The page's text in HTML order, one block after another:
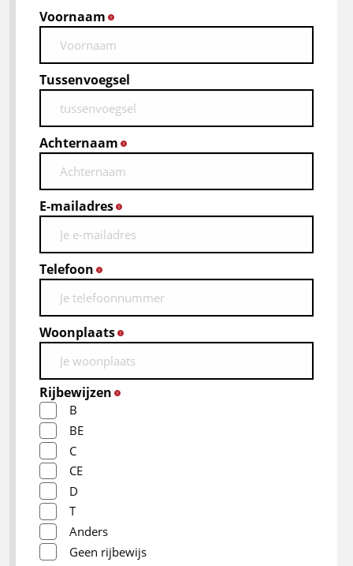
Voornaam
Tussenvoegsel
Achternaam
E-mailadres
Telefoon
Woonplaats
Rijbewijzen
B
BE
C
CE
D
T
Anders
Geen rijbewijs